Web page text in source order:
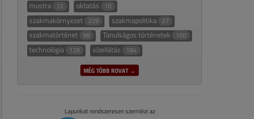
mustra 12 oktatás 10
szakmakörnyezet 229 szakmapolitika 27
szakmatörténet 98 Tanulságos történetek 100
technológia 128 vízellátás 184
MÉG TÖBB ROVAT →
Lapunkat rendszeresen szemlézi az